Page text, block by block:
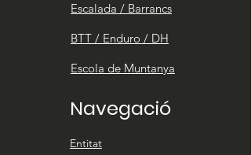
Escalada / Barrancs
BTT / Enduro / DH
Escola de Muntanya
Navegació
Entitat